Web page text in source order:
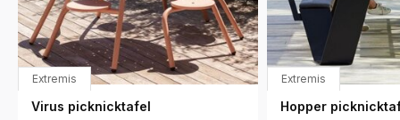
Extremis
Virus picknicktafel
Extremis
Hopper